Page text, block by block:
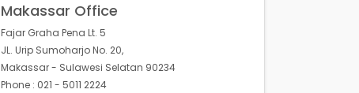
Makassar Office
Fajar Graha Pena Lt. 5
JL. Urip Sumoharjo No. 20,
Makassar - Sulawesi Selatan 90234
Phone : 021 - 5011 2224